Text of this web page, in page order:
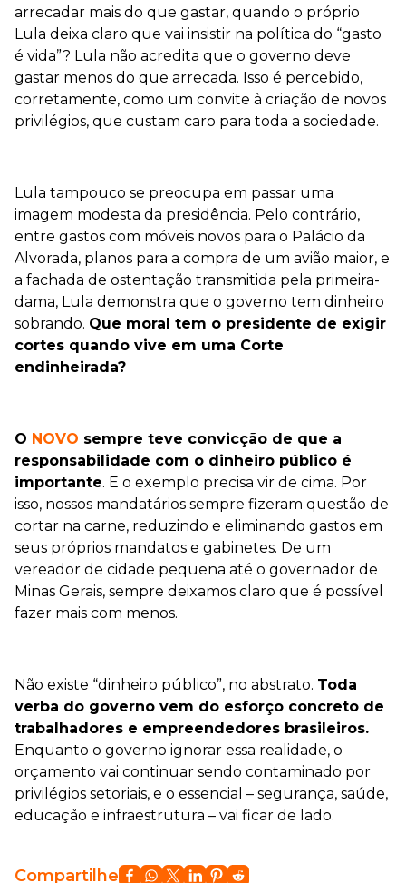
arrecadar mais do que gastar, quando o próprio
Lula deixa claro que vai insistir na política do “gasto
é vida”? Lula não acredita que o governo deve
gastar menos do que arrecada. Isso é percebido,
corretamente, como um convite à criação de novos
privilégios, que custam caro para toda a sociedade.
Lula tampouco se preocupa em passar uma
imagem modesta da presidência. Pelo contrário,
entre gastos com móveis novos para o Palácio da
Alvorada, planos para a compra de um avião maior, e
a fachada de ostentação transmitida pela primeira-
dama, Lula demonstra que o governo tem dinheiro
sobrando. Que moral tem o presidente de exigir
cortes quando vive em uma Corte
endinheirada?
O NOVO sempre teve convicção de que a
responsabilidade com o dinheiro público é
importante. E o exemplo precisa vir de cima. Por
isso, nossos mandatários sempre fizeram questão de
cortar na carne, reduzindo e eliminando gastos em
seus próprios mandatos e gabinetes. De um
vereador de cidade pequena até o governador de
Minas Gerais, sempre deixamos claro que é possível
fazer mais com menos.
Não existe “dinheiro público”, no abstrato. Toda
verba do governo vem do esforço concreto de
trabalhadores e empreendedores brasileiros.
Enquanto o governo ignorar essa realidade, o
orçamento vai continuar sendo contaminado por
privilégios setoriais, e o essencial – segurança, saúde,
educação e infraestrutura – vai ficar de lado.
Compartilhe